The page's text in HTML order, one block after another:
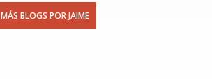
MÁS BLOGS POR JAIME